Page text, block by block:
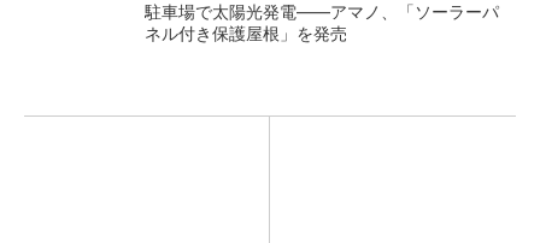
駐車場で太陽光発電――アマノ、「ソーラーパ
ネル付き保護屋根」を発売